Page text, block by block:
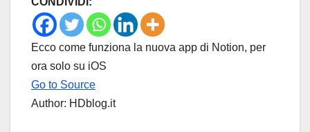
Ecco come funziona la nuova app di Notion, per
ora solo su iOS
Go to Source
Author: HDblog.it